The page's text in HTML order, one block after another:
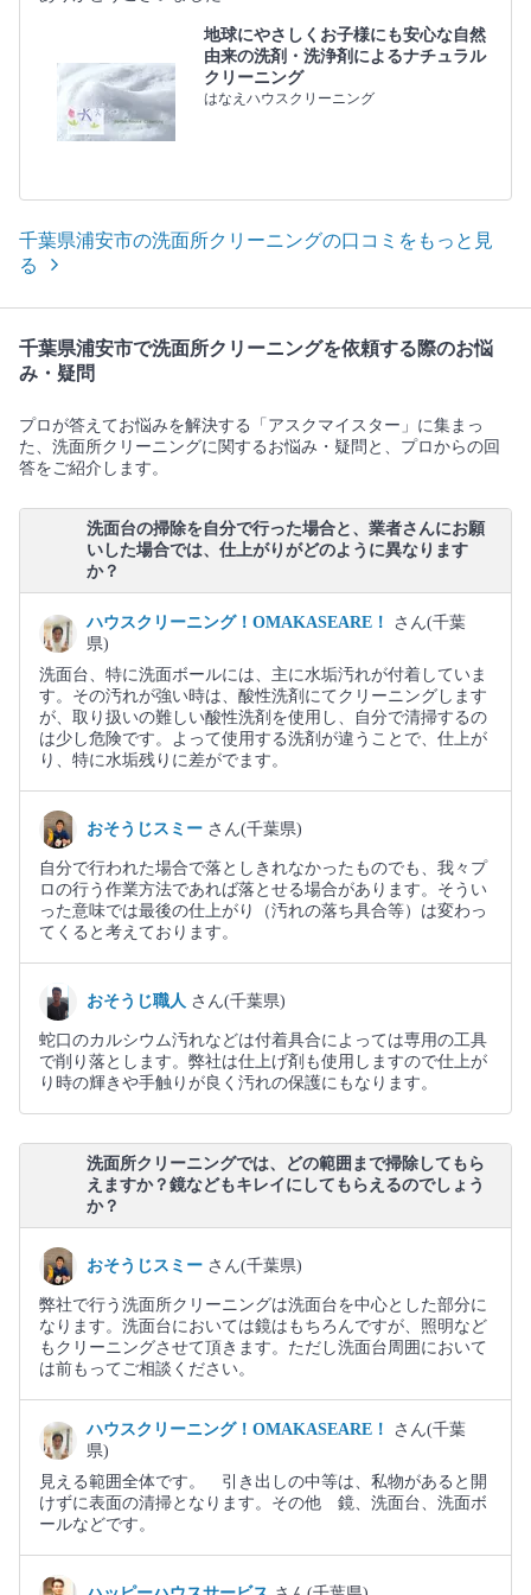
地球にやさしくお子様にも安心な自然
由来の洗剤・洗浄剤によるナチュラル
クリーニング
はなえハウスクリーニング
千葉県浦安市の洗面所クリーニングの口コミをもっと見
る
千葉県浦安市で洗面所クリーニングを依頼する際のお悩
み・疑問
プロが答えてお悩みを解決する「アスクマイスター」に集まっ
た、洗面所クリーニングに関するお悩み・疑問と、プロからの回
答をご紹介します。
洗面台の掃除を自分で行った場合と、業者さんにお願
いした場合では、仕上がりがどのように異なります
か？
ハウスクリーニング！OMAKASEARE！
さん(千葉
県)
洗面台、特に洗面ボールには、主に水垢汚れが付着していま
す。その汚れが強い時は、酸性洗剤にてクリーニングします
が、取り扱いの難しい酸性洗剤を使用し、自分で清掃するの
は少し危険です。よって使用する洗剤が違うことで、仕上が
り、特に水垢残りに差がでます。
おそうじスミー さん(千葉県)
自分で行われた場合で落としきれなかったものでも、我々プ
ロの行う作業方法であれば落とせる場合があります。そうい
った意味では最後の仕上がり（汚れの落ち具合等）は変わっ
てくると考えております。
おそうじ職人 さん(千葉県)
蛇口のカルシウム汚れなどは付着具合によっては専用の工具
で削り落とします。弊社は仕上げ剤も使用しますので仕上が
り時の輝きや手触りが良く汚れの保護にもなります。
洗面所クリーニングでは、どの範囲まで掃除してもら
えますか？鏡などもキレイにしてもらえるのでしょう
か？
おそうじスミー さん(千葉県)
弊社で行う洗面所クリーニングは洗面台を中心とした部分に
なります。洗面台においては鏡はもちろんですが、照明など
もクリーニングさせて頂きます。ただし洗面台周囲において
は前もってご相談ください。
ハウスクリーニング！OMAKASEARE！
さん(千葉
県)
見える範囲全体です。 引き出しの中等は、私物があると開
けずに表面の清掃となります。その他 鏡、洗面台、洗面ボ
ールなどです。